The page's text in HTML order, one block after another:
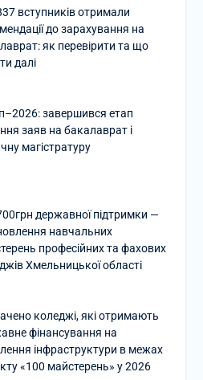
вступників отримали
до зарахування на
як перевірити та що
далі
завершився етап
заяв на бакалаврат і
магістратуру
державної підтримки —
навчальних
професійних та фахових
Хмельницької області
коледжі, які отримають
фінансування на
інфраструктури в межах
«100 майстерень» у 2026